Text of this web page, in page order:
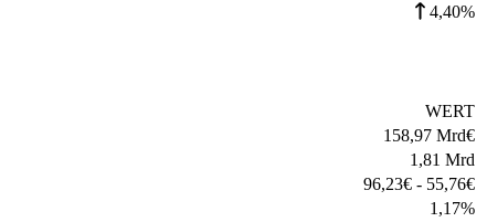
4,40%
WERT
158,97 Mrd€
1,81 Mrd
96,23€ - 55,76€
1,17%